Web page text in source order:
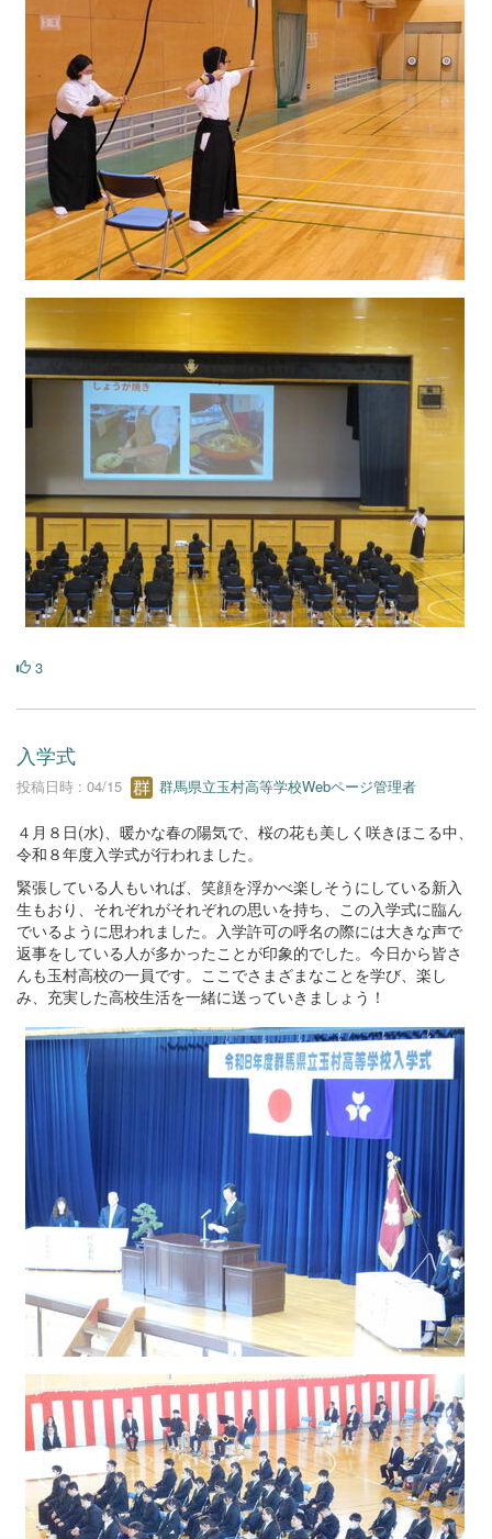
3
入学式
投稿日時 : 04/15 群馬県立玉村高等学校Webページ管理者
４月８日(水)、暖かな春の陽気で、桜の花も美しく咲きほこる中、
令和８年度入学式が行われました。
緊張している人もいれば、笑顔を浮かべ楽しそうにしている新入
生もおり、それぞれがそれぞれの思いを持ち、この入学式に臨ん
でいるように思われました。入学許可の呼名の際には大きな声で
返事をしている人が多かったことが印象的でした。今日から皆さ
んも玉村高校の一員です。ここでさまざまなことを学び、楽し
み、充実した高校生活を一緒に送っていきましょう！